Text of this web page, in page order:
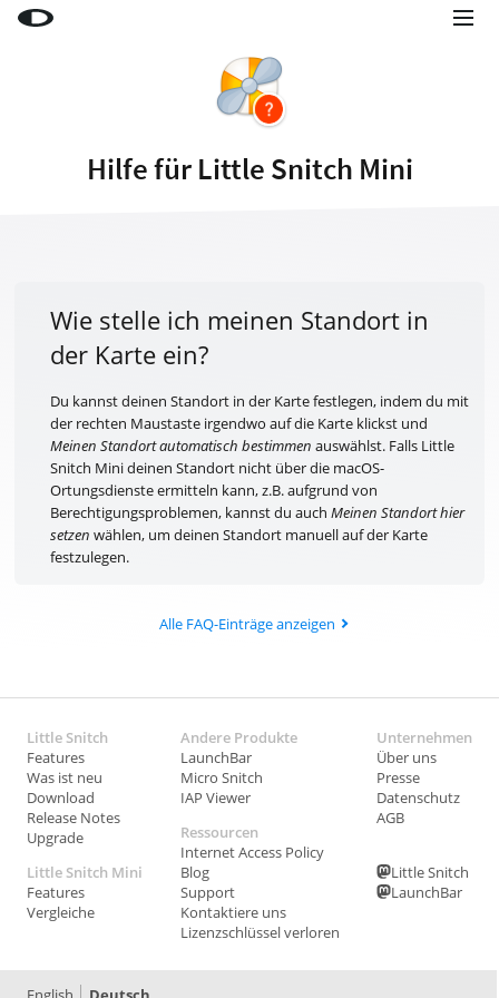
LaunchBar
Shop
Support
Blog
Hilfe für Little Snitch Mini
Wie stelle ich meinen Standort in
der Karte ein?
Du kannst deinen Standort in der Karte festlegen, indem du mit
der rechten Maustaste irgendwo auf die Karte klickst und
Meinen Standort automatisch bestimmen auswählst. Falls Little
Snitch Mini deinen Standort nicht über die macOS-
Ortungsdienste ermitteln kann, z.B. aufgrund von
Berechtigungsproblemen, kannst du auch Meinen Standort hier
setzen wählen, um deinen Standort manuell auf der Karte
festzulegen.
Alle FAQ-Einträge anzeigen
Little Snitch
Features
Was ist neu
Download
Release Notes
Upgrade
Little Snitch Mini
Features
Vergleiche
Andere Produkte
LaunchBar
Micro Snitch
IAP Viewer
Ressourcen
Internet Access Policy
Blog
Support
Kontaktiere uns
Lizenzschlüssel verloren
Unternehmen
Über uns
Presse
Datenschutz
AGB
Little Snitch
LaunchBar